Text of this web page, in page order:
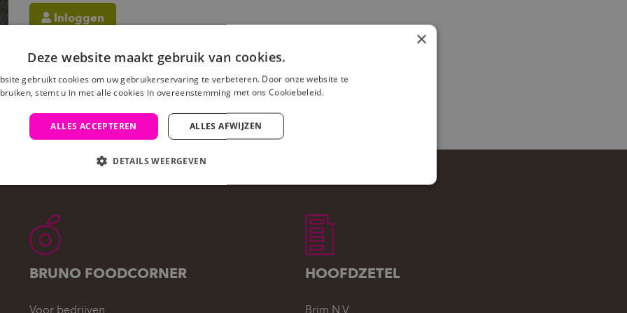
Inloggen
BRUNO FOODCORNER
Voor bedrijven
HOOFDZETEL
Brim N.V.
×
Deze website maakt gebruik van cookies.
gebruikt cookies om uw gebruikerservaring te verbeteren. Door onze website te
stemt u in met alle cookies in overeenstemming met ons Cookiebeleid.
ALLES ACCEPTEREN ALLES AFWIJZEN
DETAILS WEERGEVEN